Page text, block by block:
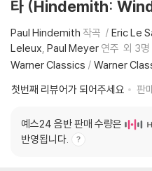
타 (Hindemith:
Paul Hindemith 작곡 Eric Le
Leleux Paul Meyer 연주 외 3명
Warner Classics / Warner
첫번째 리뷰어가 되어주세요
판
예스24 음반 판매 수량은
반영됩니다.